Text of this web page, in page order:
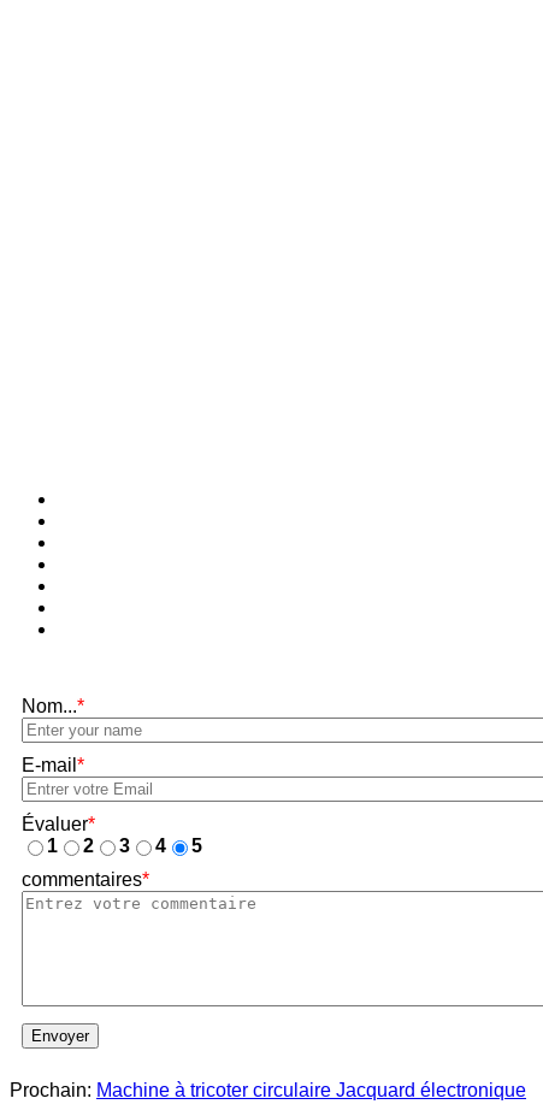
Nom...*
E-mail *
Évaluer*
1
2 3 4
5
commentaires*
Envoyer
Prochain: Machine à tricoter circulaire Jacquard électronique